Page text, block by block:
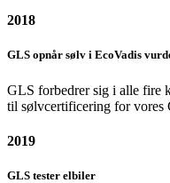
2018
GLS opnår sølv i EcoVadis
GLS forbedrer sig i alle fire
til sølvcertificering for vores
2019
GLS tester elbiler